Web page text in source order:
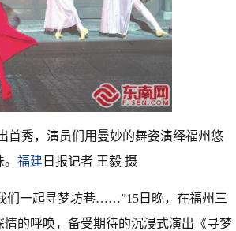
首秀，演员们用曼妙的舞姿演绎福州悠
福建 日报记者 王毅 摄
们一起寻梦坊巷……”15日晚，在福州三
的呼唤，备受期待的沉浸式演出《寻梦